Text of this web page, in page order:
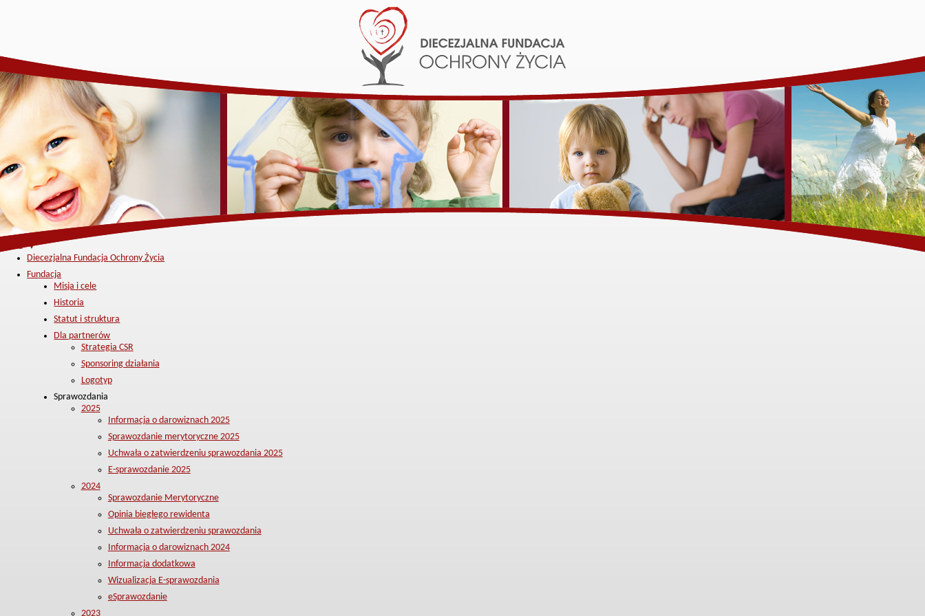
Menu ▼
Diecezjalna Fundacja Ochrony Życia
Fundacja
Misja i cele
Historia
Statut i struktura
Dla partnerów
Strategia CSR
Sponsoring działania
Logotyp
Sprawozdania
2025
Informacja o darowiznach 2025
Sprawozdanie merytoryczne 2025
Uchwała o zatwierdzeniu sprawozdania 2025
E-sprawozdanie 2025
2024
Sprawozdanie Merytoryczne
Opinia biegłego rewidenta
Uchwała o zatwierdzeniu sprawozdania
Informacja o darowiznach 2024
Informacja dodatkowa
Wizualizacja E-sprawozdania
eSprawozdanie
2023